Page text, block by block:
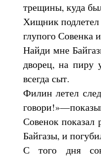
трещины, куда
Хищник
глупого Совенка
Найди мне
дворец, на пиру
всегда сыт.
Филин летел
Совенок показал
Байгазы, и
С того дня